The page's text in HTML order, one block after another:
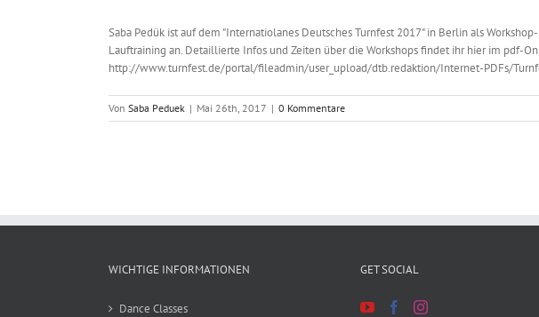
Saba Pedük ist auf dem "Internatiolanes Deutsches Turnfest 2017" in Berlin als
Lauftraining an. Detaillierte Infos und Zeiten über die Workshops findet ihr hier im pdf-
http://www.turnfest.de/portal/fileadmin/user_upload/dtb.redaktion/Internet-PDFs/
Von Saba Peduek | Mai 26th, 2017 | 0 Kommentare
WICHTIGE INFORMATIONEN
Dance Classes
GET SOCIAL